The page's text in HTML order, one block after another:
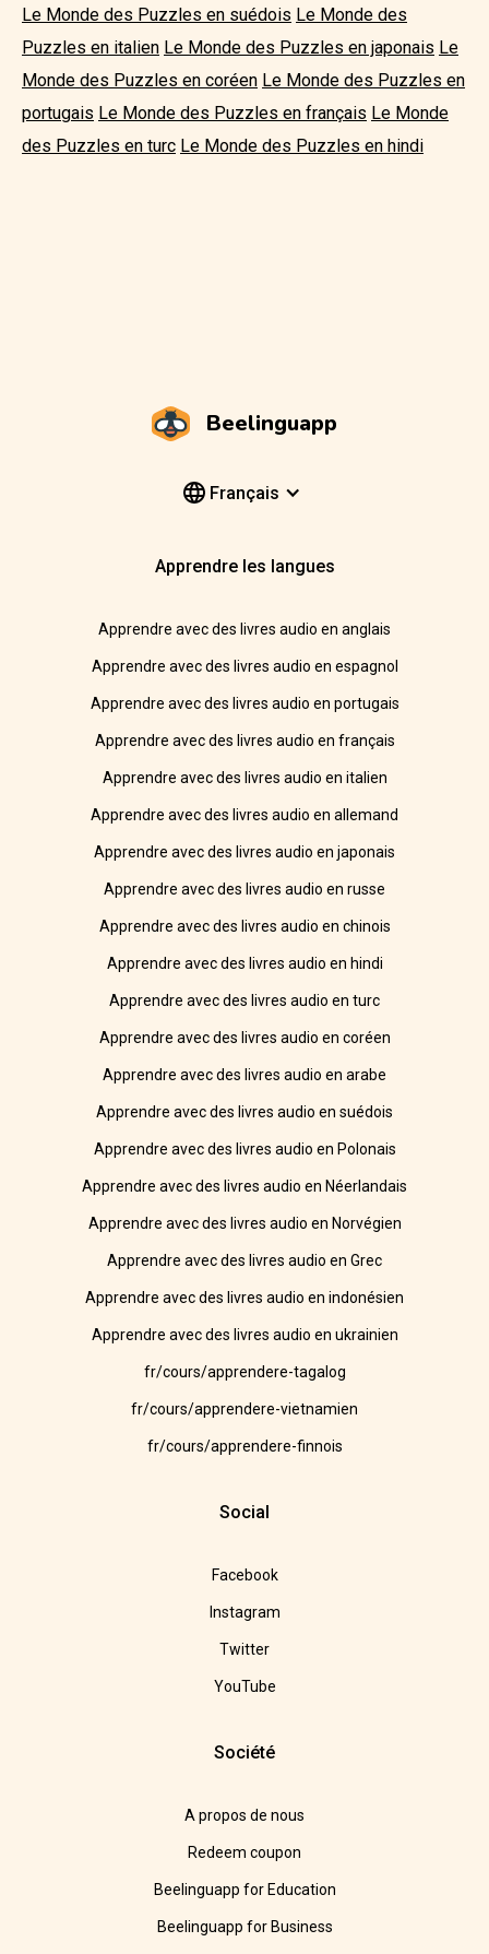
Le Monde des Puzzles en suédois Le Monde des
Puzzles en italien Le Monde des Puzzles en japonais Le
Monde des Puzzles en coréen Le Monde des Puzzles en
portugais Le Monde des Puzzles en français Le Monde
des Puzzles en turc Le Monde des Puzzles en hindi
Beelinguapp
Français
Apprendre les langues
Apprendre avec des livres audio en anglais
Apprendre avec des livres audio en espagnol
Apprendre avec des livres audio en portugais
Apprendre avec des livres audio en français
Apprendre avec des livres audio en italien
Apprendre avec des livres audio en allemand
Apprendre avec des livres audio en japonais
Apprendre avec des livres audio en russe
Apprendre avec des livres audio en chinois
Apprendre avec des livres audio en hindi
Apprendre avec des livres audio en turc
Apprendre avec des livres audio en coréen
Apprendre avec des livres audio en arabe
Apprendre avec des livres audio en suédois
Apprendre avec des livres audio en Polonais
Apprendre avec des livres audio en Néerlandais
Apprendre avec des livres audio en Norvégien
Apprendre avec des livres audio en Grec
Apprendre avec des livres audio en indonésien
Apprendre avec des livres audio en ukrainien
fr/cours/apprendere-tagalog
fr/cours/apprendere-vietnamien
fr/cours/apprendere-finnois
Social
Facebook
Instagram
Twitter
YouTube
Société
A propos de nous
Redeem coupon
Beelinguapp for Education
Beelinguapp for Business